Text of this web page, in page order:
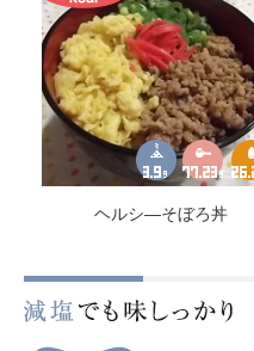
ヘルシ―そぼろ丼